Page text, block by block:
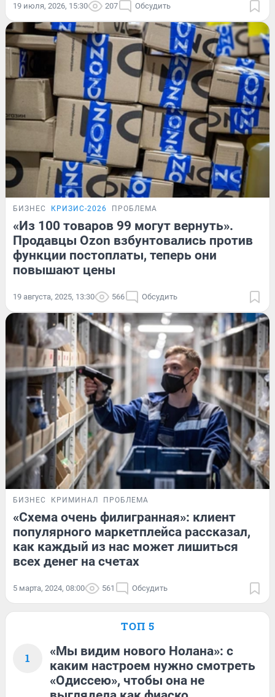
19 июля, 2026, 15:30 207 Обсудить
БИЗНЕС КРИЗИС-2026 ПРОБЛЕМА
«Из 100 товаров 99 могут вернуть».
Продавцы Ozon взбунтовались против
функции постоплаты, теперь они
повышают цены
19 августа, 2025, 13:30 566 Обсудить
БИЗНЕС КРИМИНАЛ ПРОБЛЕМА
«Схема очень филигранная»: клиент
популярного маркетплейса рассказал,
как каждый из нас может лишиться
всех денег на счетах
5 марта, 2024, 08:00 561 Обсудить
ТОП 5
1
«Мы видим нового Нолана»: с
каким настроем нужно смотреть
«Одиссею», чтобы она не